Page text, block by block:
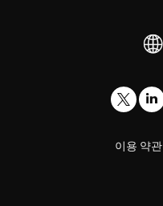
이용 약관